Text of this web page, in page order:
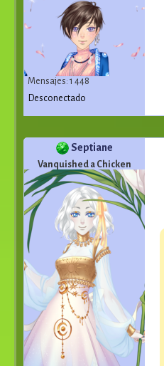
Mensajes: 1 448
Desconectado
Septiane
Vanquished a Chicken